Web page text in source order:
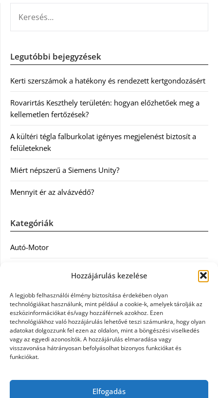
Hozzájárulás kezelése
A legjobb felhasználói élmény biztosítása érdekében olyan
technológiákat használunk, mint például a cookie-k, amelyek tárolják az
eszközinformációkat és/vagy hozzáférnek azokhoz. Ezen
technológiákhoz való hozzájárulás lehetővé teszi számunkra, hogy olyan
adatokat dolgozzunk fel ezen az oldalon, mint a böngészési viselkedés
vagy az egyedi azonosítók. A hozzájárulás elmaradása vagy
visszavonása hátrányosan befolyásolhat bizonyos funkciókat és
funkciókat.
Elfogadás
Legutóbbi bejegyzések
Kerti szerszámok a hatékony és rendezett kertgondozásért
Rovarirtás Keszthely területén: hogyan előzhetőek meg a
kellemetlen fertőzések?
A kültéri tégla falburkolat igényes megjelenést biztosít a
felületeknek
Miért népszerű a Siemens Unity?
Mennyit ér az alvázvédő?
Kategóriák
Autó-Motor
Egészség
Egyéb
Étel
Szolgáltatás
Vásárlás